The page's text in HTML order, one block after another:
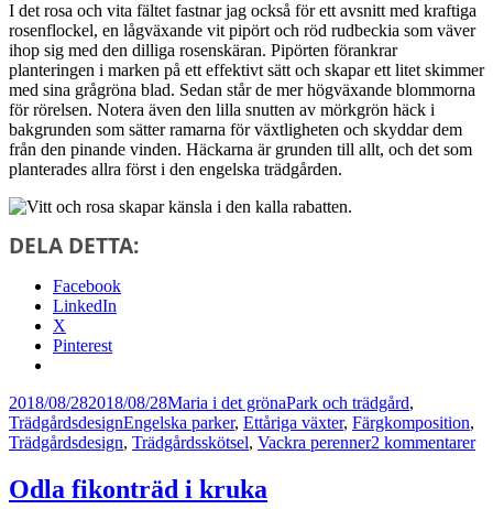
I det rosa och vita fältet fastnar jag också för ett avsnitt med kraftiga
rosenflockel, en lågväxande vit pipört och röd rudbeckia som väver
ihop sig med den dilliga rosenskäran. Pipörten förankrar
planteringen i marken på ett effektivt sätt och skapar ett litet skimmer
med sina grågröna blad. Sedan står de mer högväxande blommorna
för rörelsen. Notera även den lilla snutten av mörkgrön häck i
bakgrunden som sätter ramarna för växtligheten och skyddar dem
från den pinande vinden. Häckarna är grunden till allt, och det som
planterades allra först i den engelska trädgården.
DELA DETTA:
Facebook
LinkedIn
X
Pinterest
Postat
2018/08/282018/08/28Författare
Maria i det grönaKategorier
Park och trädgård,
TrädgårdsdesignTaggar
Engelska parker, Ettåriga växter, Färgkomposition,
Trädgårdsdesign, Trädgårdsskötsel, Vackra perenner2 kommentarertill
Odla fikonträd i kruka